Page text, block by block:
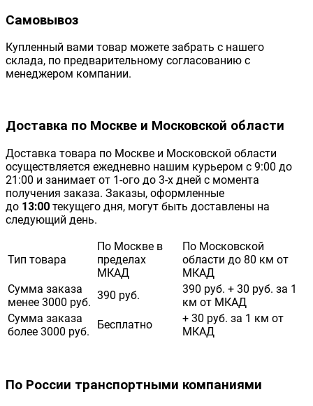
Самовывоз
Купленный вами товар можете забрать с нашего
склада, по предварительному согласованию с
менеджером компании.
Доставка по Москве и Московской области
Доставка товара по Москве и Московской области
осуществляется ежедневно нашим курьером с 9:00 до
21:00 и занимает от 1-ого до 3-х дней с момента
получения заказа. Заказы, оформленные
до 13:00 текущего дня, могут быть доставлены на
следующий день.
Тип товара
По Москве в
пределах
МКАД
По Московской
области до 80 км от
МКАД
Сумма заказа
менее 3000 руб.
390 руб.
390 руб. + 30 руб. за 1
км от МКАД
Сумма заказа
более 3000 руб.
Бесплатно
+ 30 руб. за 1 км от
МКАД
По России транспортными компаниями